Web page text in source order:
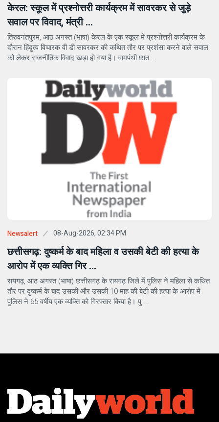
केरल: स्कूल में प्रश्नोत्तरी कार्यक्रम में सावरकर से जुड़े
सवाल पर विवाद, मंत्री ...
तिरुवनंतपुरम, आठ अगस्त (भाषा) केरल के एक स्कूल में प्रश्नोत्तरी कार्यक्रम के
दौरान हिंदुत्व विचारक वी डी सावरकर की कथित तौर पर प्रशंसा करने वाले सवाल
को लेकर राजनीतिक विवाद खड़ा हो गया है। वामपंथी छात ...
Newsalert 08-Aug-2026, 02:34 PM
छत्तीसगढ़: दुष्कर्म के बाद महिला व उसकी बेटी की हत्या के
आरोप में एक व्यक्ति गिर ...
रायगढ़, आठ अगस्त (भाषा) छत्तीसगढ़ के रायगढ़ जिले में पुलिस ने महिला से कथित
तौर पर दुष्कर्म के बाद उसकी और उसकी 10 माह की बेटी की हत्या के आरोप में
पुलिस ने 65 वर्षीय एक व्यक्ति को गिरफ्तार किया है। पु ...